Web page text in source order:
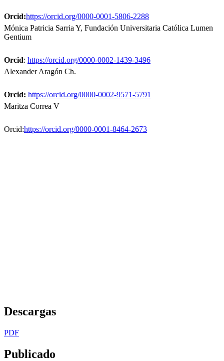
Orcid:https://orcid.org/0000-0001-5806-2288
Mónica Patricia Sarria Y, Fundación Universitaria Católica Lumen
Gentium
Orcid: https://orcid.org/0000-0002-1439-3496
Alexander Aragón Ch.
Orcid: https://orcid.org/0000-0002-9571-5791
Maritza Correa V
Orcid:https://orcid.org/0000-0001-8464-2673
Descargas
PDF
Publicado